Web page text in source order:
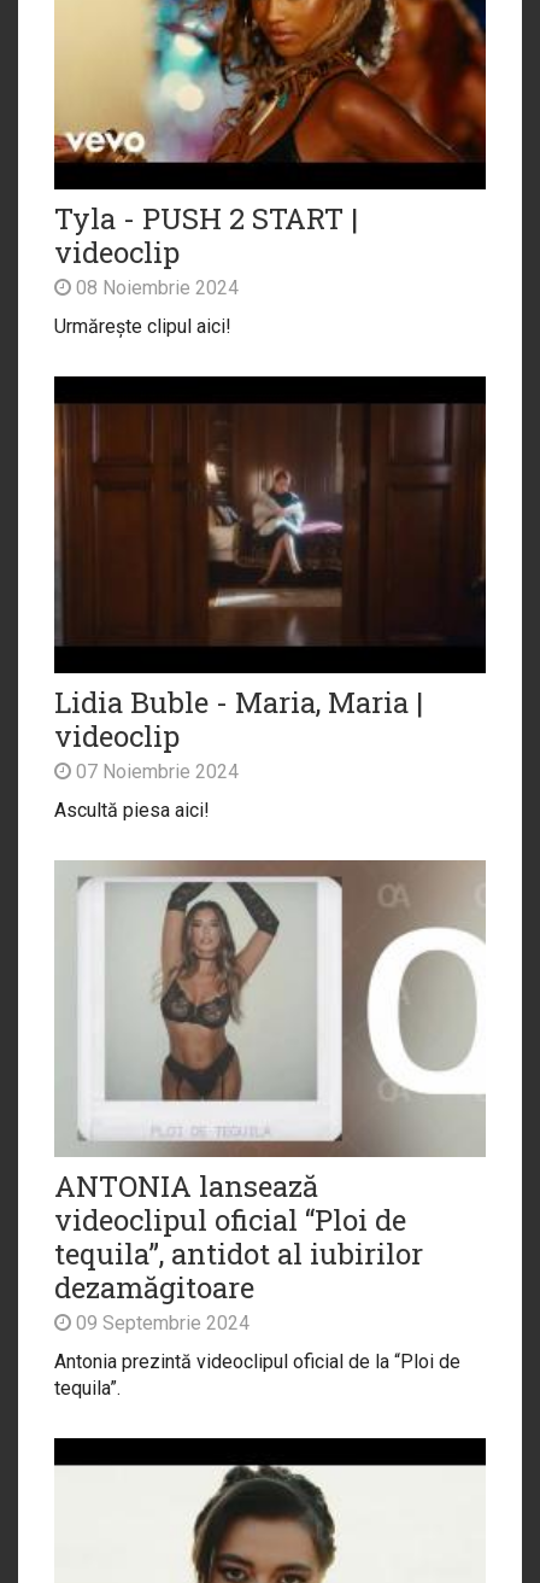
Tyla - PUSH 2 START |
videoclip
08 Noiembrie 2024
Urmărește clipul aici!
Lidia Buble - Maria, Maria |
videoclip
07 Noiembrie 2024
Ascultă piesa aici!
ANTONIA lansează
videoclipul oficial “Ploi de
tequila”, antidot al iubirilor
dezamăgitoare
09 Septembrie 2024
Antonia prezintă videoclipul oficial de la “Ploi de
tequila”.